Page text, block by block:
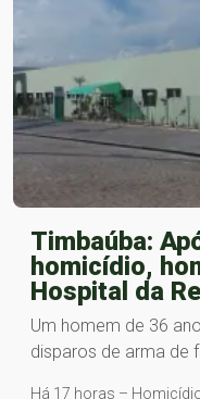
Timbaúba:
homicídio,
Hospital da
Um homem de 36
disparos de arma de
Há 17 horas –